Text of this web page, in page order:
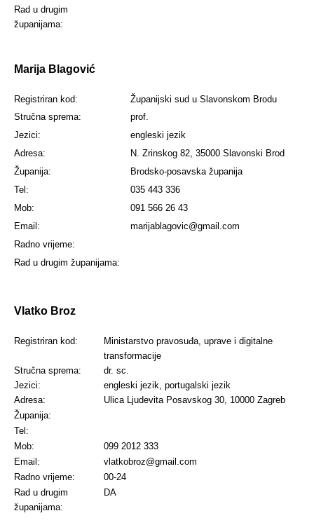
Rad u drugim
županijama:
Marija Blagović
Registriran kod:
Županijski sud u Slavonskom Brodu
Stručna sprema:
prof.
Jezici:
engleski jezik
Adresa:
N. Zrinskog 82, 35000 Slavonski Brod
Županija:
Brodsko-posavska županija
Tel:
035 443 336
Mob:
091 566 26 43
Email:
marijablagovic@gmail.com
Radno vrijeme:
Rad u drugim županijama:
Vlatko Broz
Registriran kod:
Ministarstvo pravosuđa, uprave i digitalne
transformacije
Stručna sprema:
dr. sc.
Jezici:
engleski jezik, portugalski jezik
Adresa:
Ulica Ljudevita Posavskog 30, 10000 Zagreb
Županija:
Tel:
Mob:
099 2012 333
Email:
vlatkobroz@gmail.com
Radno vrijeme:
00-24
Rad u drugim
županijama:
DA